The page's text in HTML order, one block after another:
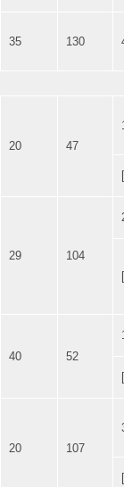
35 130
20 47
29 104
40 52
20 107